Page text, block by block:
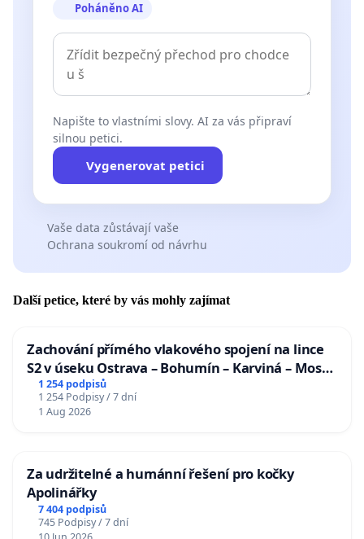
Poháněno AI
Napište to vlastními slovy. AI za vás připraví
silnou petici.
Vygenerovat petici
Vaše data zůstávají vaše
Ochrana soukromí od návrhu
Další petice, které by vás mohly zajímat
Zachování přímého vlakového spojení na lince
S2 v úseku Ostrava – Bohumín – Karviná – Mosty
u Jablunkova
1 254 podpisů
1 254 Podpisy / 7 dní
1 Aug 2026
Za udržitelné a humánní řešení pro kočky
Apolinářky
7 404 podpisů
745 Podpisy / 7 dní